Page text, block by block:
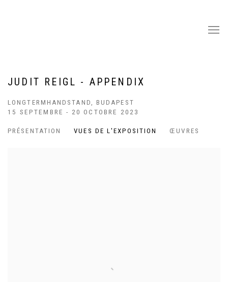
JUDIT REIGL - APPENDIX
LONGTERMHANDSTAND, BUDAPEST
15 SEPTEMBRE - 20 OCTOBRE 2023
PRÉSENTATION VUES DE L'EXPOSITION ŒUVRES